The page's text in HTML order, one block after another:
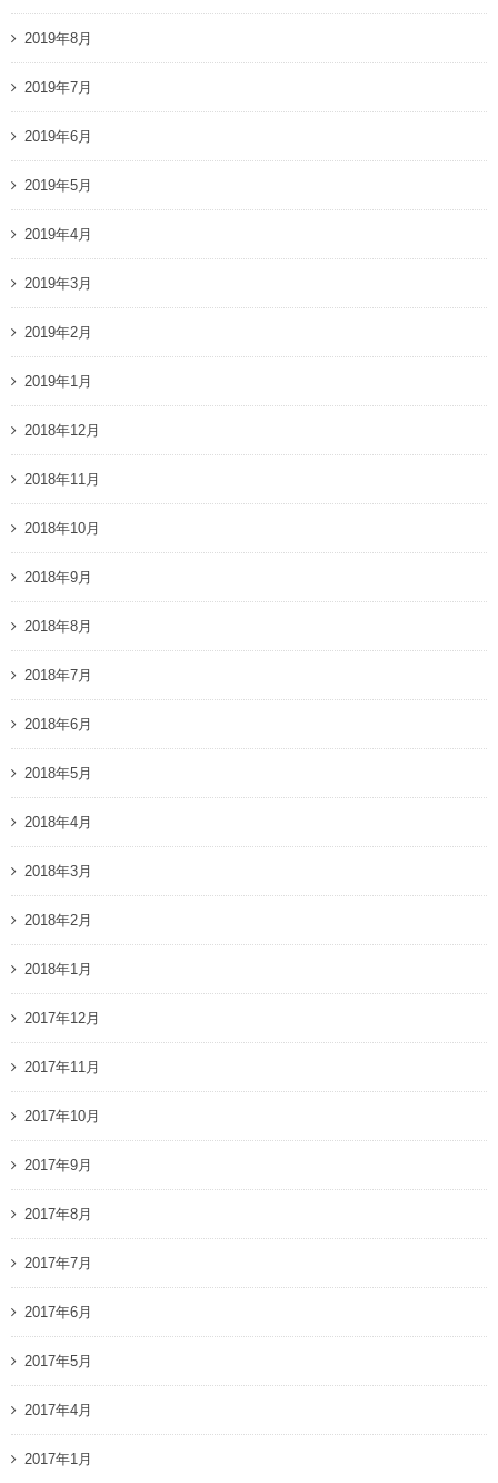
2019年8月
2019年7月
2019年6月
2019年5月
2019年4月
2019年3月
2019年2月
2019年1月
2018年12月
2018年11月
2018年10月
2018年9月
2018年8月
2018年7月
2018年6月
2018年5月
2018年4月
2018年3月
2018年2月
2018年1月
2017年12月
2017年11月
2017年10月
2017年9月
2017年8月
2017年7月
2017年6月
2017年5月
2017年4月
2017年1月